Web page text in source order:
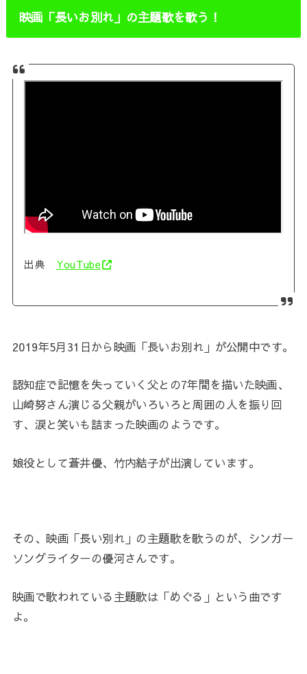
映画「長いお別れ」の主題歌を歌う！
出典 YouTube
2019年5月31日から映画「長いお別れ」が公開中です。
認知症で記憶を失っていく父との7年間を描いた映画、
山崎努さん演じる父親がいろいろと周囲の人を振り回
す、涙と笑いも詰まった映画のようです。
娘役として蒼井優、竹内結子が出演しています。
その、映画「長い別れ」の主題歌を歌うのが、シンガー
ソングライターの優河さんです。
映画で歌われている主題歌は「めぐる」という曲です
よ。